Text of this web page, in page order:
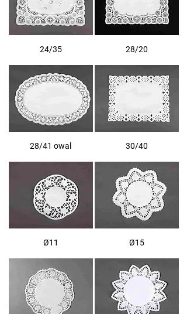
24/35
28/41 owal
Ø11
28/20
30/40
Ø15